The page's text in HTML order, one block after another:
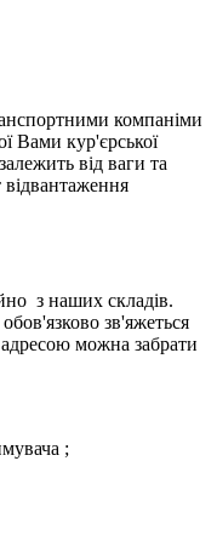
компаніми
Вами кур'єрської
від ваги та
відвантаження
з наших складів.
зв'яжеться
можна забрати
;